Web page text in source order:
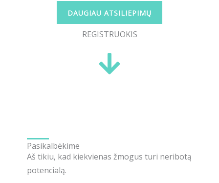
DAUGIAU ATSILIEPIMŲ
REGISTRUOKIS
Pasikalbėkime
Aš tikiu, kad kiekvienas žmogus turi neribotą
potencialą.